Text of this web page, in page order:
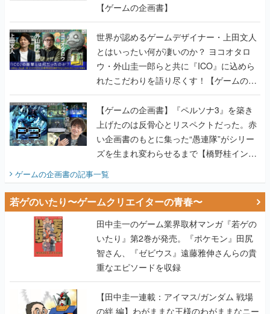
【ゲームの企画書】
世界が認めるゲームデザイナー・上田文人
とはいったい何が凄いのか？ ヨコオタロ
ウ・外山圭一郎らと共に『ICO』に込めら
れたこだわりを語り尽くす！【ゲームの企
画書】
【ゲームの企画書】『ペルソナ3』を築き
上げたのは反骨心とリスペクトだった。赤
い企画書のもとに集った“愚連隊”がシリー
ズを生まれ変わらせるまで【橋野桂インタ
ビュー】
ゲームの企画書の記事一覧
若ゲのいたり〜ゲームクリエイターの青春〜
田中圭一のゲーム業界取材マンガ『若ゲの
いたり』第2巻が発売。『ポケモン』田尻
智さん、『ゼビウス』遠藤雅伸さんらの貴
重なエピソードを収録
【田中圭一連載：アイマス/ガンダム 戦場
の絆 編】わがままな王様のわがままなニー